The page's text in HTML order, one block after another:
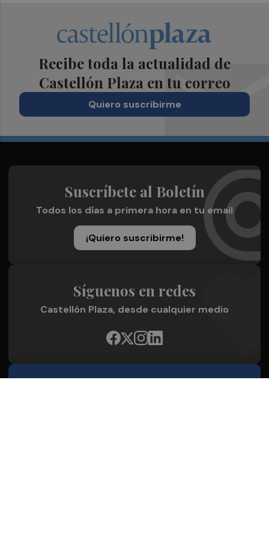
Recibe toda la actualidad de
Castellón Plaza en tu correo
Quiero suscribirme
Suscríbete al Boletín
Todos los días a primera hora en tu email
¡Quiero suscribirme!
Síguenos en redes
Castellón Plaza, desde cualquier medio